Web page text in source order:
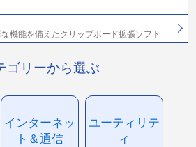
機能を備えたクリップボード拡張ソフト
ゴリーから選ぶ
インターネッ
ト＆通信
ユーティリテ
ィ